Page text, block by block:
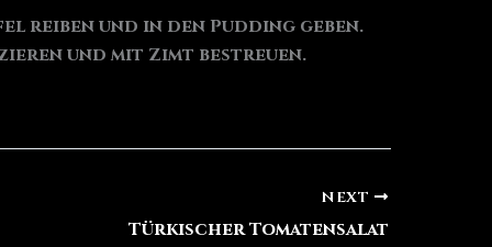
reiben und in den Pudding geben.
und mit Zimt bestreuen.
NEXT
Türkischer Tomatensalat